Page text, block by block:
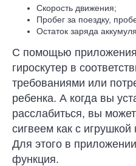
Скорость движения;
Пробег за поездку,
Остаток заряда
С помощью
гироскутер в
требованиями или
ребенка. А когда вы
расслабиться, вы
сигвеем как с
Для этого в
функция.